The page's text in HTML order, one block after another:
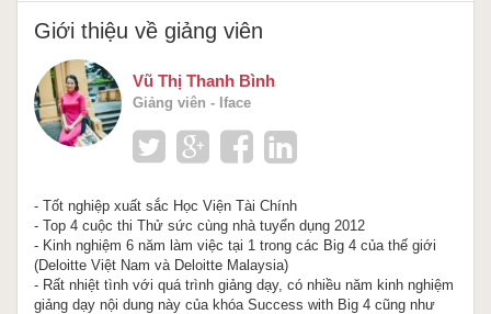
Giới thiệu về giảng viên
Vũ Thị Thanh Bình
Giảng viên - Iface
- Tốt nghiệp xuất sắc Học Viện Tài Chính
- Top 4 cuộc thi Thử sức cùng nhà tuyển dụng 2012
- Kinh nghiệm 6 năm làm việc tại 1 trong các Big 4 của thế giới
(Deloitte Việt Nam và Deloitte Malaysia)
- Rất nhiệt tình với quá trình giảng dạy, có nhiều năm kinh nghiệm
giảng dạy nội dung này của khóa Success with Big 4 cũng như